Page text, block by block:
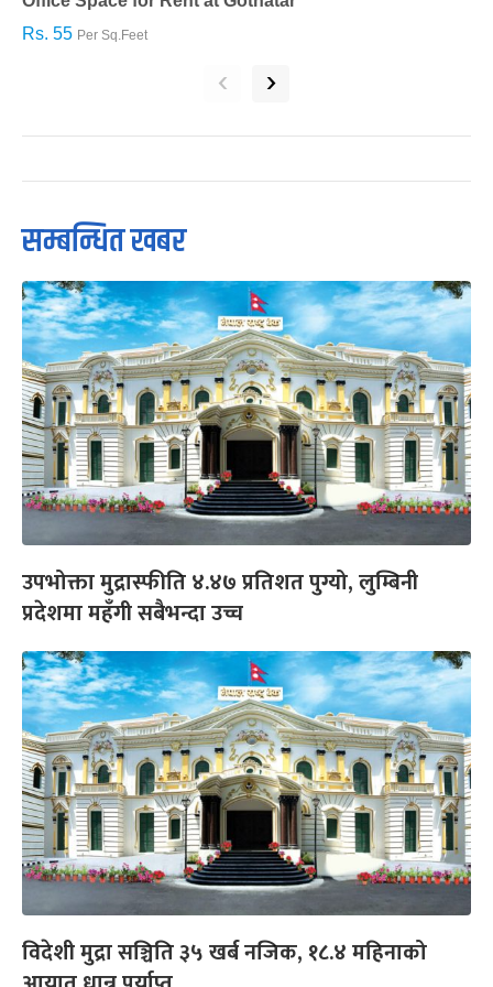
Rs. 55 Per Sq.Feet
‹ ›
सम्बन्धित खबर
उपभोक्ता मुद्रास्फीति ४.४७ प्रतिशत पुग्यो, लुम्बिनी
प्रदेशमा महँगी सबैभन्दा उच्च
विदेशी मुद्रा सञ्चिति ३५ खर्ब नजिक, १८.४ महिनाको